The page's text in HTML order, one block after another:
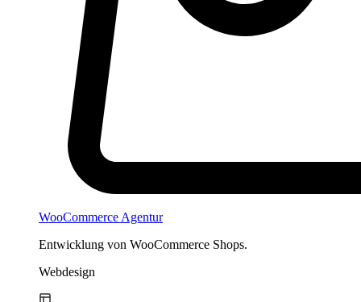
WooCommerce Agentur
Entwicklung von WooCommerce Shops.
Webdesign